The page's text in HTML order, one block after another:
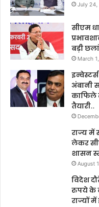
July 24,
सीएम
बड़ी
March
अंबानी
काफिले
तैयारी..
राज्य में
लेकर
शासन
August
विदेश
रुपये के
राज्यों में